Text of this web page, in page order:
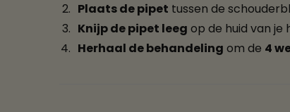
Plaats de pipet tussen de
Knijp de pipet leeg op de huid van
Herhaal de behandeling om de 4